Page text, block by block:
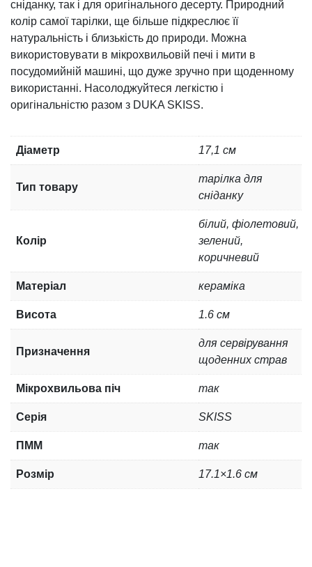
сніданку, так і для оригінального десерту. Природний
колір самої тарілки, ще більше підкреслює її
натуральність і близькість до природи. Можна
використовувати в мікрохвильовій печі і мити в
посудомийній машині, що дуже зручно при щоденному
використанні. Насолоджуйтеся легкістю і
оригінальністю разом з DUKA SKISS.
Діаметр 17,1 см
Тип товару
тарілка для
сніданку
Колір
білий, фіолетовий,
зелений,
коричневий
Матеріал кераміка
Висота 1.6 см
Призначення
для сервірування
щоденних страв
Мікрохвильова піч так
Серія SKISS
ПММ так
Розмір 17.1×1.6 см